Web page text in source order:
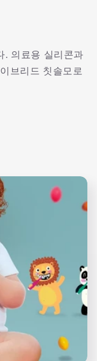
. 의료용 실리콘과
브리드 칫솔모로